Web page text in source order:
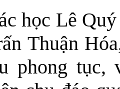
học Lê
Thuận
phong